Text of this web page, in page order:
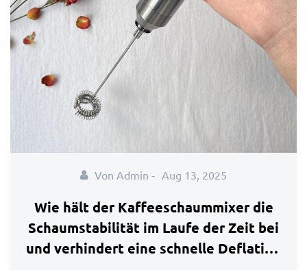
Von Admin - Aug 13, 2025
Wie hält der Kaffeeschaummixer die
Schaumstabilität im Laufe der Zeit bei
und verhindert eine schnelle Deflation